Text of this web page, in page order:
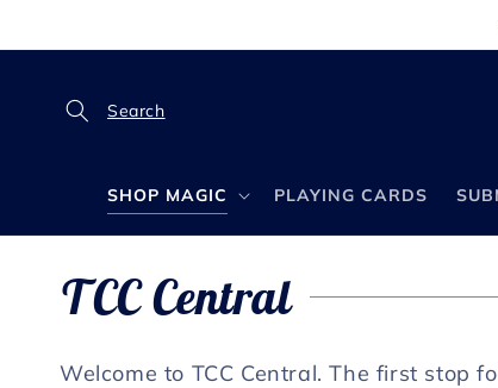
進む
SHOP MAGIC PLAYING CARDS
コ
レ
TCC Central
Welcome to TCC Central. The first stop